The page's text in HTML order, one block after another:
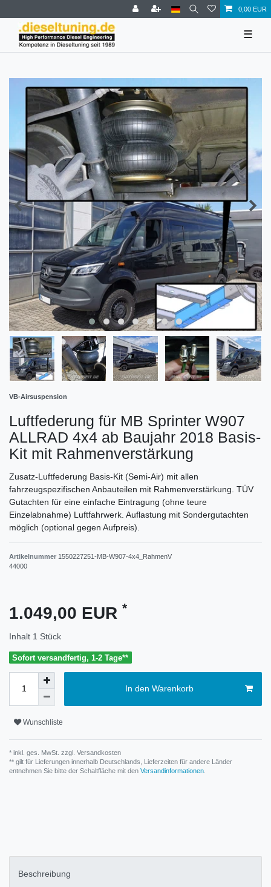
0,00 EUR
☰
VB-Airsuspension
Luftfederung für MB Sprinter W907
ALLRAD 4x4 ab Baujahr 2018 Basis-
Kit mit Rahmenverstärkung
Zusatz-Luftfederung Basis-Kit (Semi-Air) mit allen
fahrzeugspezifischen Anbauteilen mit Rahmenverstärkung. TÜV
Gutachten für eine einfache Eintragung (ohne teure
Einzelabnahme) Luftfahrwerk. Auflastung mit Sondergutachten
möglich (optional gegen Aufpreis).
Artikelnummer 1550227251-MB-W907-4x4_RahmenV
44000
1.049,00 EUR *
Inhalt 1 Stück
Sofort versandfertig, 1-2 Tage**
In den Warenkorb
Wunschliste
* inkl. ges. MwSt. zzgl. Versandkosten
** gilt für Lieferungen innerhalb Deutschlands, Lieferzeiten für andere Länder
entnehmen Sie bitte der Schaltfläche mit den Versandinformationen
Beschreibung